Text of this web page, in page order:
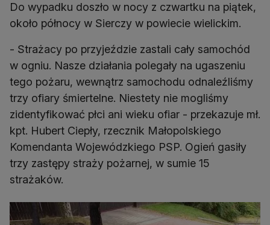
Do wypadku doszło w nocy z czwartku na piątek,
około północy w Sierczy w powiecie wielickim.
- Strażacy po przyjeździe zastali cały samochód
w ogniu. Nasze działania polegały na ugaszeniu
tego pożaru, wewnątrz samochodu odnaleźliśmy
trzy ofiary śmiertelne. Niestety nie mogliśmy
zidentyfikować płci ani wieku ofiar - przekazuje mł.
kpt. Hubert Ciepły, rzecznik Małopolskiego
Komendanta Wojewódzkiego PSP. Ogień gasiły
trzy zastępy straży pożarnej, w sumie 15
strażaków.